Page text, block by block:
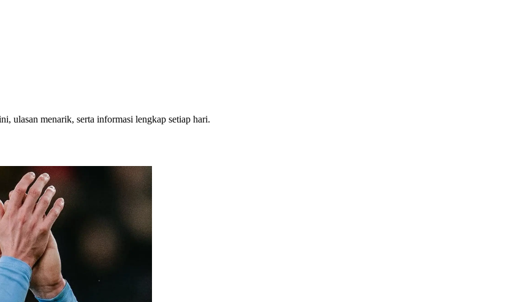
ulasan menarik, serta informasi lengkap setiap hari.